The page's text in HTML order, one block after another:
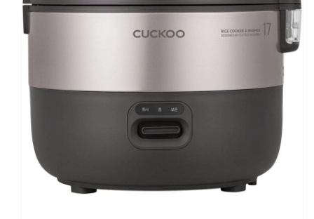
Nồi cơm điện tử Cuckoo 1.0 lít CR-0631F/WHSIVNCV, nhập Hàn